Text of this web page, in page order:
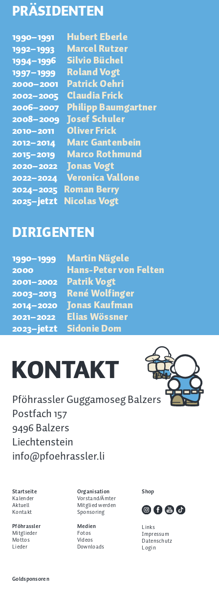
PRÄSIDENTEN
1990–1991 Hubert Eberle
1992–1993 Marcel Rutzer
1994–1996 Silvio Büchel
1997–1999 Roland Vogt
2000–2001 Patrick Oehri
2002–2005 Claudia Frick
2006–2007 Philipp Baumgartner
2008–2009 Josef Schuler
2010–2011 Oliver Frick
2012–2014 Marc Gantenbein
2015–2019 Marco Rothmund
2020–2022 Jonas Vogt
2022–2024 Veronica Vallone
2024–2025 Roman Berry
2025–jetzt Nicolas Vogt
DIRIGENTEN
1990–1999 Martin Nägele
2000 Hans-Peter von Felten
2001–2002 Patrik Vogt
2003–2013 René Wolfinger
2014–2020 Jonas Kaufman
2021–2022 Elias Wössner
2023–jetzt Sidonie Dom
KONTAKT
Pföhrassler Guggamoseg Balzers
Postfach 157
9496 Balzers
Liechtenstein
info@pfoehrassler.li
Startseite
Kalender
Aktuell
Kontakt
Pföhrassler
Mitglieder
Mottos
Lieder
Organisation
Vorstand/Ämter
Mitglied werden
Sponsoring
Medien
Fotos
Videos
Downloads
Shop
Links
Impressum
Datenschutz
Login
Goldsponsoren